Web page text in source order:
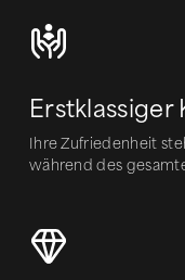
Erstklassiger
Ihre Zufriedenheit
während des